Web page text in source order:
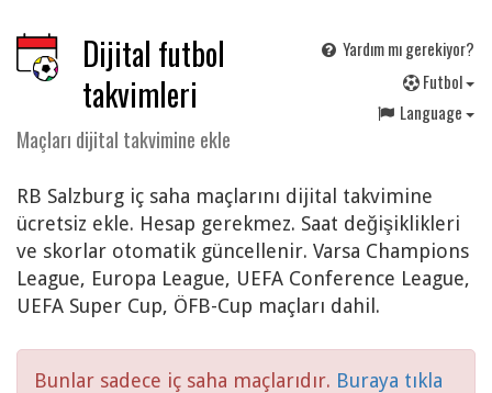
Dijital futbol
takvimleri
Maçları dijital takvimine ekle
Yardım mı gerekiyor?
Futbol
Language
RB Salzburg iç saha maçlarını dijital takvimine
ücretsiz ekle. Hesap gerekmez. Saat değişiklikleri
ve skorlar otomatik güncellenir. Varsa Champions
League, Europa League, UEFA Conference League,
UEFA Super Cup, ÖFB-Cup maçları dahil.
Bunlar sadece iç saha maçlarıdır. Buraya tıkla